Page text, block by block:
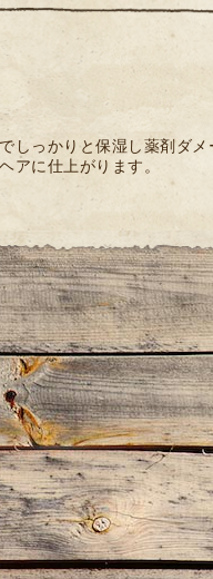
しっかりと保湿し 薬剤ダメ
アに仕上がります。